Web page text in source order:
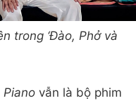
trong ‘Đào, Phở và
vẫn là bộ phim